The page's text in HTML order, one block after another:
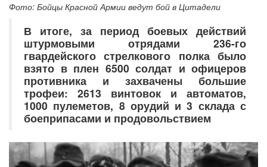
Фото: Бойцы Красной Армии ведут бой в Цитадели
В итоге, за период боевых действий
штурмовыми отрядами 236-го
гвардейского стрелкового полка было
взято в плен 6500 солдат и офицеров
противника и захвачены большие
трофеи: 2613 винтовок и автоматов,
1000 пулеметов, 8 орудий и 3 склада с
боеприпасами и продовольствием